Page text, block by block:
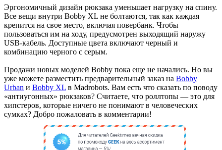
Эргономичный дизайн рюкзака уменьшает нагрузку на спину.
Все вещи внутри Bobby XL не болтаются, так как каждая
крепится на свое место, включая повербанк. Чтобы
пользоваться им на ходу, предусмотрен выходящий наружу
USB-кабель. Доступные цвета включают черный и
комбинацию черного с серым.
Продажи новых моделей Bobby пока еще не начались. Но вы
уже можете разместить предварительный заказ на Bobby
Urban и Bobby XL в Madrobots. Вам есть что сказать по поводу
«антиугонных» рюкзаков? Считаете, что роллтопы — это для
хипстеров, которые ничего не понимают в человеческих
сумках? Добро пожаловать в комментарии!